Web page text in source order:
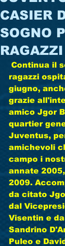
CASIER
SOGNO
ragazzi
giugno,
grazie
amico Jgor
quartier
Juventus,
amichevoli
campo i
annate
2009.
da citato
dal
Visentin e
Sandrino
Puleo e